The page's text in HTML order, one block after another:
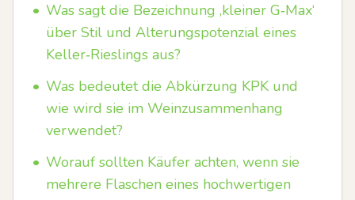
• Was sagt die Bezeichnung ‚kleiner G‑Max‘
über Stil und Alterungspotenzial eines
Keller‑Rieslings aus?
• Was bedeutet die Abkürzung KPK und
wie wird sie im Weinzusammenhang
verwendet?
• Worauf sollten Käufer achten, wenn sie
mehrere Flaschen eines hochwertigen